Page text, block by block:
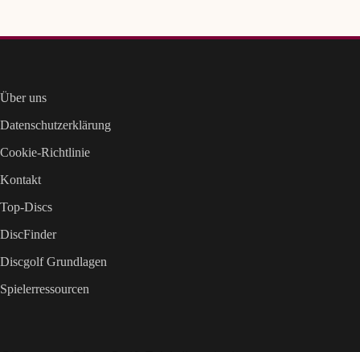
Über uns
Datenschutzerklärung
Cookie-Richtlinie
Kontakt
Top-Discs
DiscFinder
Discgolf Grundlagen
Spielerressourcen